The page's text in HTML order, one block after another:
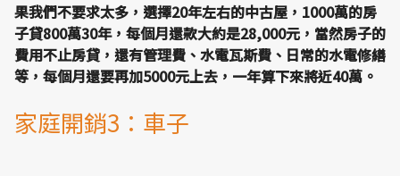
果我們不要求太多，選擇20年左右的中古屋，1000萬的房
子貸800萬30年，每個月還款大約是28,000元，當然房子的
費用不止房貸，還有管理費、水電瓦斯費、日常的水電修繕
等，每個月還要再加5000元上去，一年算下來將近40萬。
家庭開銷3：車子